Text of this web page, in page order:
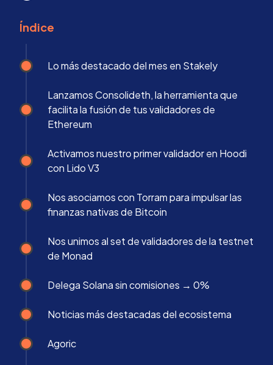
Índice
Lo más destacado del mes en Stakely
Lanzamos Consolideth, la herramienta que
facilita la fusión de tus validadores de
Ethereum
Activamos nuestro primer validador en Hoodi
con Lido V3
Nos asociamos con Torram para impulsar las
finanzas nativas de Bitcoin
Nos unimos al set de validadores de la testnet
de Monad
Delega Solana sin comisiones → 0%
Noticias más destacadas del ecosistema
Agoric